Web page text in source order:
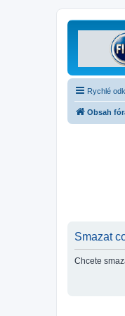
Rychlé
Obsah
Smazat
Chcete